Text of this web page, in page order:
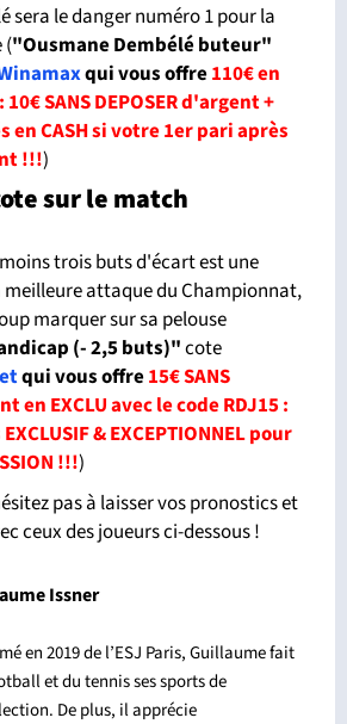
sera le danger numéro 1 pour la
("Ousmane Dembélé buteur"
qui vous offre110€ en
10€ SANS DEPOSER d'argent +
en CASH si votre 1er pari après
!!!)
sur le match
trois buts d'écart est une
attaque du Championnat,
marquer sur sa pelouse
(- 2,5 buts)"cote
qui vous offre15€ SANS
en EXCLU avec le code RDJ15 :
& EXCEPTIONNEL pour
!!!)
pas à laisser vos pronostics et
ceux des joueurs ci-dessous !
Issner
en 2019 de l’ESJ Paris, Guillaume fait
et du tennis ses sports de
De plus, il apprécie